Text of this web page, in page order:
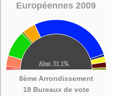
Européennes 2009
8ème Arrondissement
18 Bureaux de vote